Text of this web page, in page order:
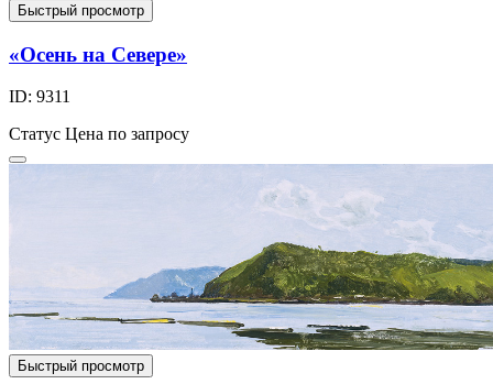
Быстрый просмотр
«Осень на Севере»
ID: 9311
Статус Цена по запросу
Быстрый просмотр